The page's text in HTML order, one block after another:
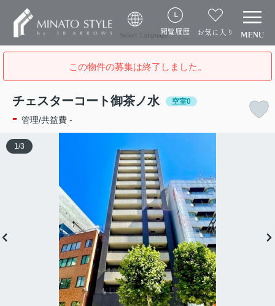
Select Language閲覧履歴 お気に入り
この物件の募集は終了しました。
チェスターコート御茶ノ水 空室0
- 管理/共益費 -
1/3